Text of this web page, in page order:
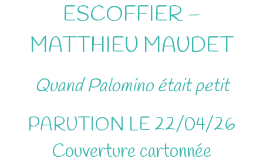
ESCOFFIER –
MATTHIEU MAUDET
Quand Palomino était petit
PARUTION LE 22/04/26
Couverture cartonnée